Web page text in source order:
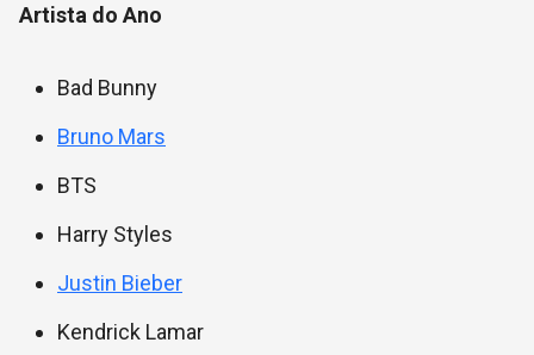
Artista do Ano
Bad Bunny
Bruno Mars
BTS
Harry Styles
Justin Bieber
Kendrick Lamar